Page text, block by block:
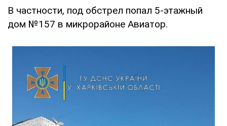
В частности, под обстрел попал 5-этажный
дом №157 в микрорайоне Авиатор.